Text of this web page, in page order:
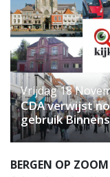
Vrijdag 18
CDA verwijst
gebruik
BERGEN OP